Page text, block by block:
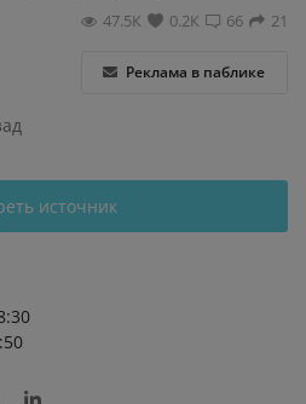
21
66
0.2К
47.5К
Реклама в паблике
источник